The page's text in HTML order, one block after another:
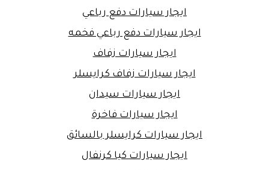
ايجار سيارات دفع رباعي
ايجار سيارات دفع رباعي فخمه
ايجار سيارات زفاف
ايجار سيارات زفاف كرايسلر
ايجار سيارات سيدان
ايجار سيارات فاخرة
ايجار سيارات كرايسلر بالسائق
ايجار سيارات كيا كرنفال